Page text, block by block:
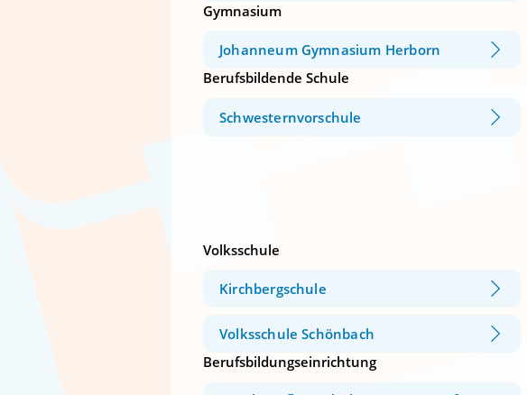
Gymnasium
Johanneum Gymnasium Herborn
Berufsbildende Schule
Schwesternvorschule
Volksschule
Kirchbergschule
Volksschule Schönbach
Berufsbildungseinrichtung